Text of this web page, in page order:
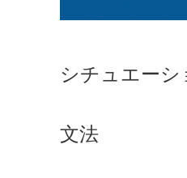
シチュエーシ
文法